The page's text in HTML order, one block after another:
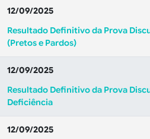
12/09/2025
Resultado Definitivo da Prova
(Pretos e Pardos)
12/09/2025
Resultado Definitivo da Prova
Deficiência
12/09/2025